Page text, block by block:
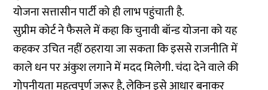
योजना सत्तासीन पार्टी को ही लाभ पहुंचाती है.
सुप्रीम कोर्ट ने फैसले में कहा कि चुनावी बॉन्ड योजना को यह
कहकर उचित नहीं ठहराया जा सकता कि इससे राजनीति में
काले धन पर अंकुश लगाने में मदद मिलेगी. चंदा देने वाले की
गोपनीयता महत्वपूर्ण जरूर है, लेकिन इसे आधार बनाकर